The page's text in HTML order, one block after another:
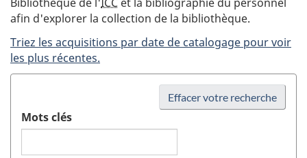
afin d'explorer la collection de la bibliothèque.
Triez les acquisitions par date de catalogage pour voir
les plus récentes.
Effacer votre recherche
Mots clés